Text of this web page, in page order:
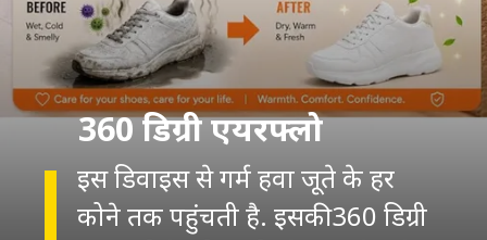
360 डिग्री एयरफ्लो
इस डिवाइस से गर्म हवा जूते के हर
कोने तक पहुंचती है. इसकी 360 डिग्री